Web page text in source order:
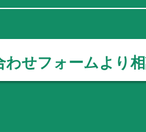
わせフォームより